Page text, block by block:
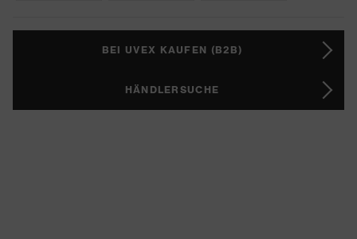
BEI UVEX KAUFEN (B2B)
HÄNDLERSUCHE